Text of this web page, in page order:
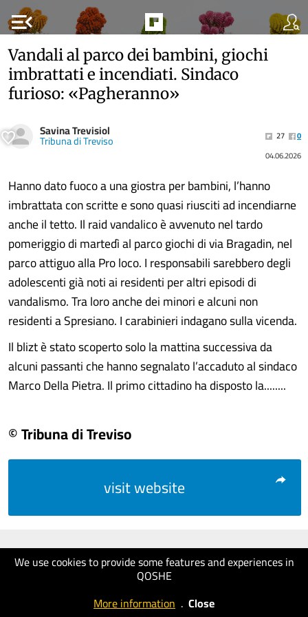
menu_open
We use cookies to provide some features and experiences in
QOSHE
More information . Close
Vandali al parco dei bambini, giochi
imbrattati e incendiati. Sindaco
furioso: «Pagheranno»
Savina Trevisiol
Tribuna di Treviso 27
0
04.06.2026
Hanno dato fuoco a una giostra per bambini, l’hanno
imbrattata con scritte e sono quasi riusciti ad incendiarne
anche il tetto. Il raid vandalico è avvenuto nel tardo
pomeriggio di martedì al parco giochi di via Bragadin, nel
parco attiguo alla Pro loco. I responsabili sarebbero degli
adolescenti già noti ai residenti per altri episodi di
vandalismo. Tra loro anche dei minori e alcuni non
residenti a Spresiano. I carabinieri indagano sulla vicenda.
Il blizt è stato scoperto solo la mattina successiva da
alcuni passanti che hanno segnalato l’accaduto al sindaco
Marco Della Pietra. Il primo cittadino ha disposto la........
© Tribuna di Treviso
visit website